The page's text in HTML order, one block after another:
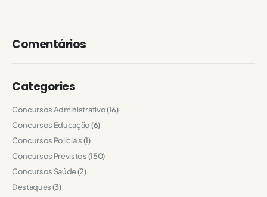
Comentários
Categories
Concursos Administrativo(16)
Concursos Educação(6)
Concursos Policiais(1)
Concursos Previstos(150)
Concursos Saúde(2)
Destaques(3)